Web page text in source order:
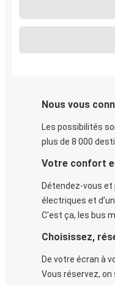
Nous vous
Les possibilités
plus de 8 000
Votre confort
Détendez-vous et
électriques et
C'est ça, les bus
Choisissez,
De votre écran à
Vous réservez,